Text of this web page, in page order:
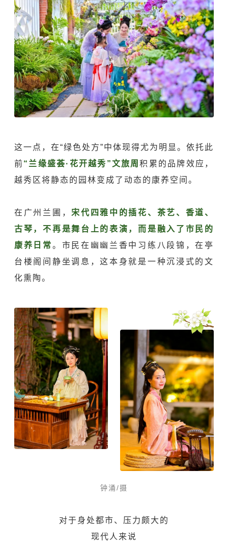
这一点，在“绿色处方”中体现得尤为明显。依托此
前“兰缘盛荟·花开越秀”文旅周积累的品牌效应，
越秀区将静态的园林变成了动态的康养空间。
在广州兰圃， 宋代四雅中的插花、茶艺、香道、
古琴，不再是舞台上的表演，而是融入了市民的
康养日常。市民在幽幽兰香中习练八段锦，在亭
台楼阁间静坐调息，这本身就是一种沉浸式的文
化熏陶。
钟涌/摄
对于身处都市、压力颇大的
现代人来说